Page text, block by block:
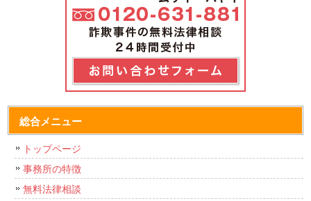
総合メニュー
トップページ
事務所の特徴
無料法律相談